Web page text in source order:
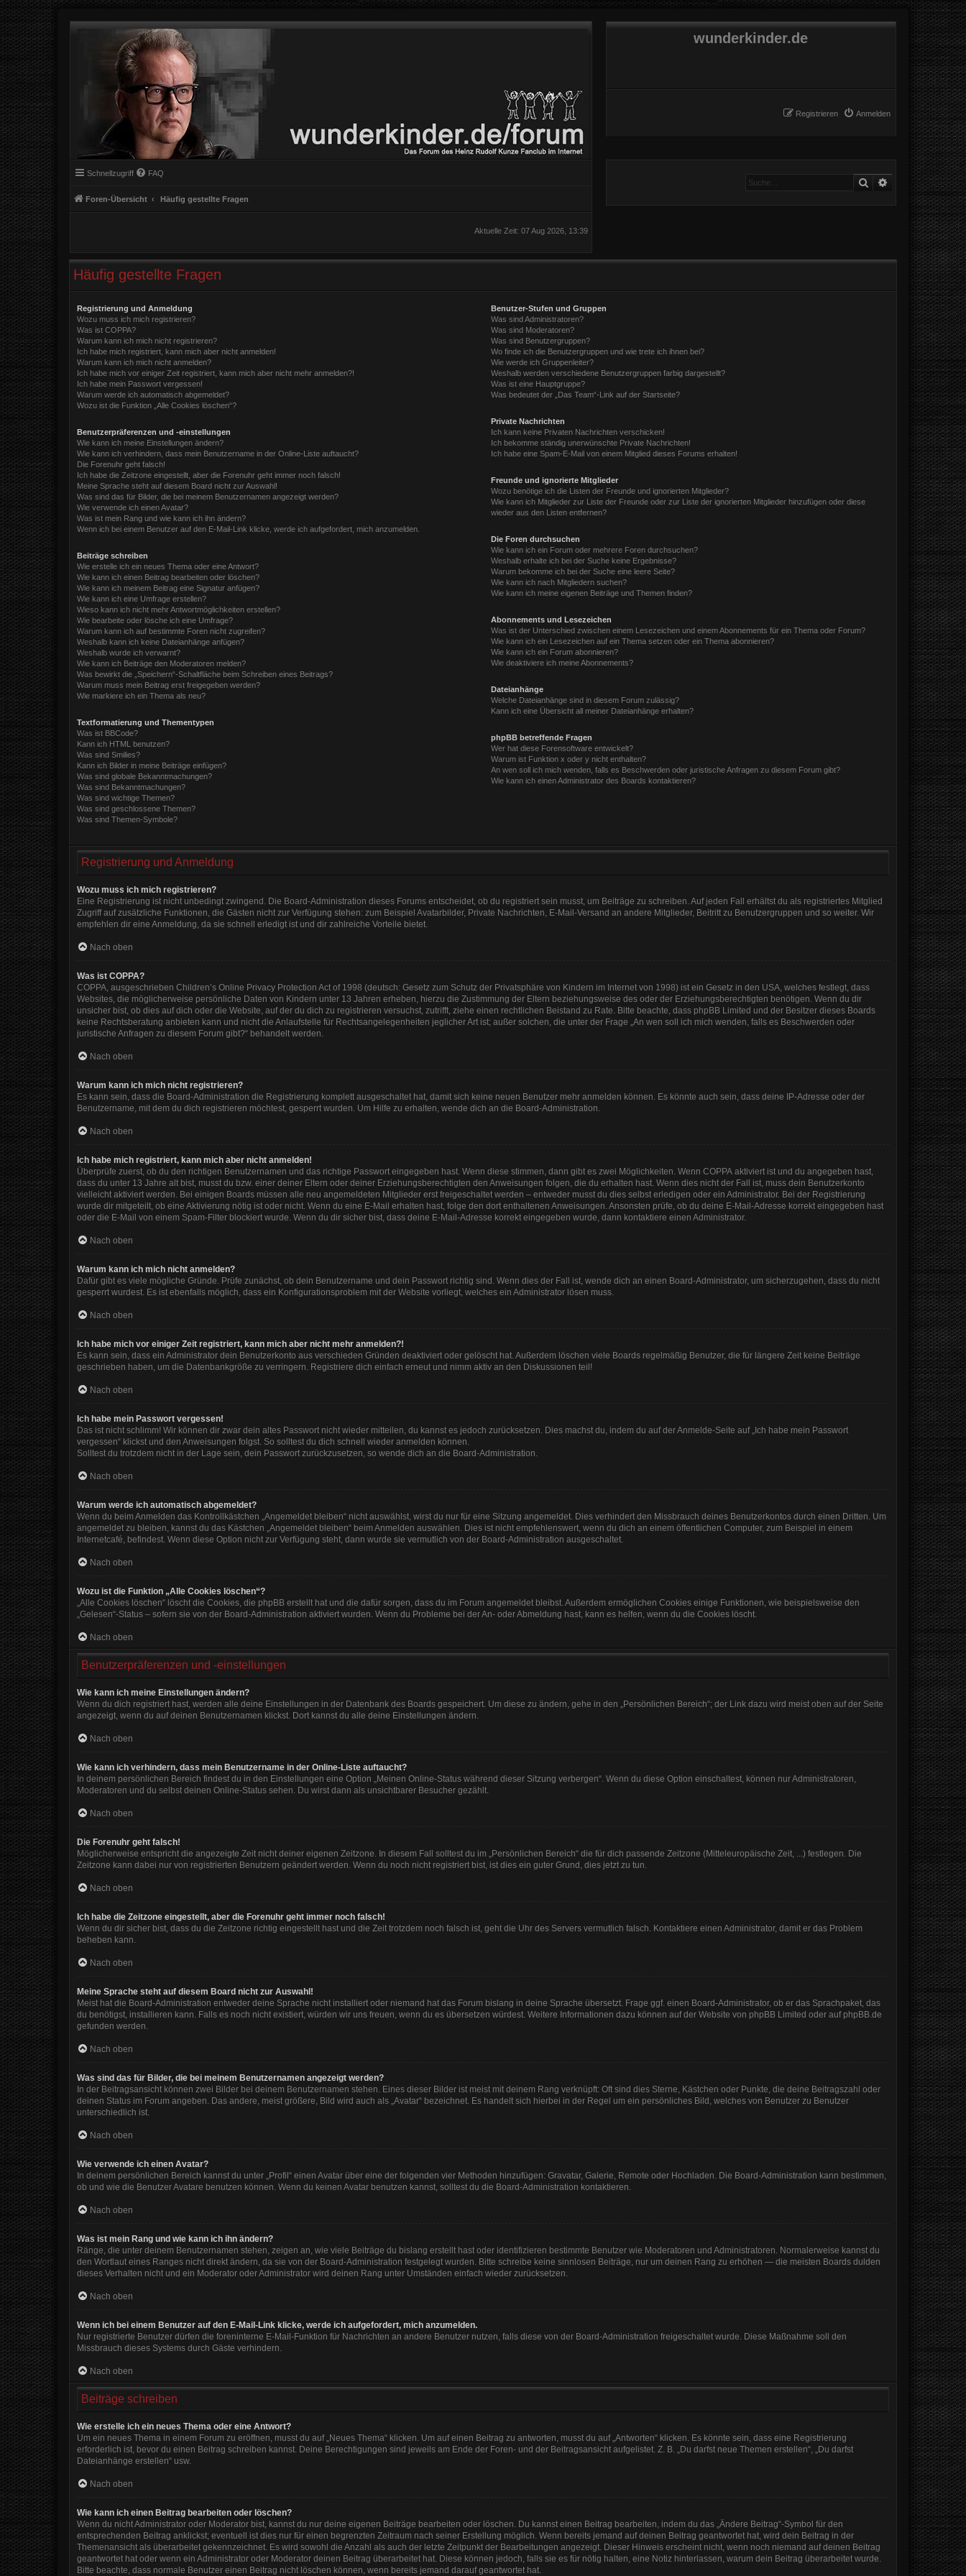
wunderkinder.de
Anmelden
Registrieren
Schnellzugriff FAQ
Foren-Übersicht Häufig gestellte Fragen
Suche Erweiterte Suche
Aktuelle Zeit: 07 Aug 2026, 13:39
Häufig gestellte Fragen
Registrierung und Anmeldung
Wozu muss ich mich registrieren?
Was ist COPPA?
Warum kann ich mich nicht registrieren?
Ich habe mich registriert, kann mich aber nicht anmelden!
Warum kann ich mich nicht anmelden?
Ich habe mich vor einiger Zeit registriert, kann mich aber nicht mehr anmelden?!
Ich habe mein Passwort vergessen!
Warum werde ich automatisch abgemeldet?
Wozu ist die Funktion „Alle Cookies löschen“?
Benutzerpräferenzen und -einstellungen
Wie kann ich meine Einstellungen ändern?
Wie kann ich verhindern, dass mein Benutzername in der Online-Liste auftaucht?
Die Forenuhr geht falsch!
Ich habe die Zeitzone eingestellt, aber die Forenuhr geht immer noch falsch!
Meine Sprache steht auf diesem Board nicht zur Auswahl!
Was sind das für Bilder, die bei meinem Benutzernamen angezeigt werden?
Wie verwende ich einen Avatar?
Was ist mein Rang und wie kann ich ihn ändern?
Wenn ich bei einem Benutzer auf den E-Mail-Link klicke, werde ich aufgefordert, mich anzumelden.
Beiträge schreiben
Wie erstelle ich ein neues Thema oder eine Antwort?
Wie kann ich einen Beitrag bearbeiten oder löschen?
Wie kann ich meinem Beitrag eine Signatur anfügen?
Wie kann ich eine Umfrage erstellen?
Wieso kann ich nicht mehr Antwortmöglichkeiten erstellen?
Wie bearbeite oder lösche ich eine Umfrage?
Warum kann ich auf bestimmte Foren nicht zugreifen?
Weshalb kann ich keine Dateianhänge anfügen?
Weshalb wurde ich verwarnt?
Wie kann ich Beiträge den Moderatoren melden?
Was bewirkt die „Speichern“-Schaltfläche beim Schreiben eines Beitrags?
Warum muss mein Beitrag erst freigegeben werden?
Wie markiere ich ein Thema als neu?
Textformatierung und Thementypen
Was ist BBCode?
Kann ich HTML benutzen?
Was sind Smilies?
Kann ich Bilder in meine Beiträge einfügen?
Was sind globale Bekanntmachungen?
Was sind Bekanntmachungen?
Was sind wichtige Themen?
Was sind geschlossene Themen?
Was sind Themen-Symbole?
Benutzer-Stufen und Gruppen
Was sind Administratoren?
Was sind Moderatoren?
Was sind Benutzergruppen?
Wo finde ich die Benutzergruppen und wie trete ich ihnen bei?
Wie werde ich Gruppenleiter?
Weshalb werden verschiedene Benutzergruppen farbig dargestellt?
Was ist eine Hauptgruppe?
Was bedeutet der „Das Team“-Link auf der Startseite?
Private Nachrichten
Ich kann keine Privaten Nachrichten verschicken!
Ich bekomme ständig unerwünschte Private Nachrichten!
Ich habe eine Spam-E-Mail von einem Mitglied dieses Forums erhalten!
Freunde und ignorierte Mitglieder
Wozu benötige ich die Listen der Freunde und ignorierten Mitglieder?
Wie kann ich Mitglieder zur Liste der Freunde oder zur Liste der ignorierten Mitglieder hinzufügen oder diese
wieder aus den Listen entfernen?
Die Foren durchsuchen
Wie kann ich ein Forum oder mehrere Foren durchsuchen?
Weshalb erhalte ich bei der Suche keine Ergebnisse?
Warum bekomme ich bei der Suche eine leere Seite?
Wie kann ich nach Mitgliedern suchen?
Wie kann ich meine eigenen Beiträge und Themen finden?
Abonnements und Lesezeichen
Was ist der Unterschied zwischen einem Lesezeichen und einem Abonnements für ein Thema oder Forum?
Wie kann ich ein Lesezeichen auf ein Thema setzen oder ein Thema abonnieren?
Wie kann ich ein Forum abonnieren?
Wie deaktiviere ich meine Abonnements?
Dateianhänge
Welche Dateianhänge sind in diesem Forum zulässig?
Kann ich eine Übersicht all meiner Dateianhänge erhalten?
phpBB betreffende Fragen
Wer hat diese Forensoftware entwickelt?
Warum ist Funktion x oder y nicht enthalten?
An wen soll ich mich wenden, falls es Beschwerden oder juristische Anfragen zu diesem Forum gibt?
Wie kann ich einen Administrator des Boards kontaktieren?
Registrierung und Anmeldung
Wozu muss ich mich registrieren?
Eine Registrierung ist nicht unbedingt zwingend. Die Board-Administration dieses Forums entscheidet, ob du registriert sein musst, um Beiträge zu schreiben. Auf jeden Fall erhältst du als registriertes Mitglied
Zugriff auf zusätzliche Funktionen, die Gästen nicht zur Verfügung stehen: zum Beispiel Avatarbilder, Private Nachrichten, E-Mail-Versand an andere Mitglieder, Beitritt zu Benutzergruppen und so weiter. Wir
empfehlen dir eine Anmeldung, da sie schnell erledigt ist und dir zahlreiche Vorteile bietet.
Nach oben
Was ist COPPA?
COPPA, ausgeschrieben Children’s Online Privacy Protection Act of 1998 (deutsch: Gesetz zum Schutz der Privatsphäre von Kindern im Internet von 1998) ist ein Gesetz in den USA, welches festlegt, dass
Websites, die möglicherweise persönliche Daten von Kindern unter 13 Jahren erheben, hierzu die Zustimmung der Eltern beziehungsweise des oder der Erziehungsberechtigten benötigen. Wenn du dir
unsicher bist, ob dies auf dich oder die Website, auf der du dich zu registrieren versuchst, zutrifft, ziehe einen rechtlichen Beistand zu Rate. Bitte beachte, dass phpBB Limited und der Besitzer dieses Boards
keine Rechtsberatung anbieten kann und nicht die Anlaufstelle für Rechtsangelegenheiten jeglicher Art ist; außer solchen, die unter der Frage „An wen soll ich mich wenden, falls es Beschwerden oder
juristische Anfragen zu diesem Forum gibt?“ behandelt werden.
Nach oben
Warum kann ich mich nicht registrieren?
Es kann sein, dass die Board-Administration die Registrierung komplett ausgeschaltet hat, damit sich keine neuen Benutzer mehr anmelden können. Es könnte auch sein, dass deine IP-Adresse oder der
Benutzername, mit dem du dich registrieren möchtest, gesperrt wurden. Um Hilfe zu erhalten, wende dich an die Board-Administration.
Nach oben
Ich habe mich registriert, kann mich aber nicht anmelden!
Überprüfe zuerst, ob du den richtigen Benutzernamen und das richtige Passwort eingegeben hast. Wenn diese stimmen, dann gibt es zwei Möglichkeiten. Wenn COPPA aktiviert ist und du angegeben hast,
dass du unter 13 Jahre alt bist, musst du bzw. einer deiner Eltern oder deiner Erziehungsberechtigten den Anweisungen folgen, die du erhalten hast. Wenn dies nicht der Fall ist, muss dein Benutzerkonto
vielleicht aktiviert werden. Bei einigen Boards müssen alle neu angemeldeten Mitglieder erst freigeschaltet werden – entweder musst du dies selbst erledigen oder ein Administrator. Bei der Registrierung
wurde dir mitgeteilt, ob eine Aktivierung nötig ist oder nicht. Wenn du eine E-Mail erhalten hast, folge den dort enthaltenen Anweisungen. Ansonsten prüfe, ob du deine E-Mail-Adresse korrekt eingegeben hast
oder die E-Mail von einem Spam-Filter blockiert wurde. Wenn du dir sicher bist, dass deine E-Mail-Adresse korrekt eingegeben wurde, dann kontaktiere einen Administrator.
Nach oben
Warum kann ich mich nicht anmelden?
Dafür gibt es viele mögliche Gründe. Prüfe zunächst, ob dein Benutzername und dein Passwort richtig sind. Wenn dies der Fall ist, wende dich an einen Board-Administrator, um sicherzugehen, dass du nicht
gesperrt wurdest. Es ist ebenfalls möglich, dass ein Konfigurationsproblem mit der Website vorliegt, welches ein Administrator lösen muss.
Nach oben
Ich habe mich vor einiger Zeit registriert, kann mich aber nicht mehr anmelden?!
Es kann sein, dass ein Administrator dein Benutzerkonto aus verschieden Gründen deaktiviert oder gelöscht hat. Außerdem löschen viele Boards regelmäßig Benutzer, die für längere Zeit keine Beiträge
geschrieben haben, um die Datenbankgröße zu verringern. Registriere dich einfach erneut und nimm aktiv an den Diskussionen teil!
Nach oben
Ich habe mein Passwort vergessen!
Das ist nicht schlimm! Wir können dir zwar dein altes Passwort nicht wieder mitteilen, du kannst es jedoch zurücksetzen. Dies machst du, indem du auf der Anmelde-Seite auf „Ich habe mein Passwort
vergessen“ klickst und den Anweisungen folgst. So solltest du dich schnell wieder anmelden können.
Solltest du trotzdem nicht in der Lage sein, dein Passwort zurückzusetzen, so wende dich an die Board-Administration.
Nach oben
Warum werde ich automatisch abgemeldet?
Wenn du beim Anmelden das Kontrollkästchen „Angemeldet bleiben“ nicht auswählst, wirst du nur für eine Sitzung angemeldet. Dies verhindert den Missbrauch deines Benutzerkontos durch einen Dritten. Um
angemeldet zu bleiben, kannst du das Kästchen „Angemeldet bleiben“ beim Anmelden auswählen. Dies ist nicht empfehlenswert, wenn du dich an einem öffentlichen Computer, zum Beispiel in einem
Internetcafé, befindest. Wenn diese Option nicht zur Verfügung steht, dann wurde sie vermutlich von der Board-Administration ausgeschaltet.
Nach oben
Wozu ist die Funktion „Alle Cookies löschen“?
„Alle Cookies löschen“ löscht die Cookies, die phpBB erstellt hat und die dafür sorgen, dass du im Forum angemeldet bleibst. Außerdem ermöglichen Cookies einige Funktionen, wie beispielsweise den
„Gelesen“-Status – sofern sie von der Board-Administration aktiviert wurden. Wenn du Probleme bei der An- oder Abmeldung hast, kann es helfen, wenn du die Cookies löscht.
Nach oben
Benutzerpräferenzen und -einstellungen
Wie kann ich meine Einstellungen ändern?
Wenn du dich registriert hast, werden alle deine Einstellungen in der Datenbank des Boards gespeichert. Um diese zu ändern, gehe in den „Persönlichen Bereich“; der Link dazu wird meist oben auf der Seite
angezeigt, wenn du auf deinen Benutzernamen klickst. Dort kannst du alle deine Einstellungen ändern.
Nach oben
Wie kann ich verhindern, dass mein Benutzername in der Online-Liste auftaucht?
In deinem persönlichen Bereich findest du in den Einstellungen eine Option „Meinen Online-Status während dieser Sitzung verbergen“. Wenn du diese Option einschaltest, können nur Administratoren,
Moderatoren und du selbst deinen Online-Status sehen. Du wirst dann als unsichtbarer Besucher gezählt.
Nach oben
Die Forenuhr geht falsch!
Möglicherweise entspricht die angezeigte Zeit nicht deiner eigenen Zeitzone. In diesem Fall solltest du im „Persönlichen Bereich“ die für dich passende Zeitzone (Mitteleuropäische Zeit, ...) festlegen. Die
Zeitzone kann dabei nur von registrierten Benutzern geändert werden. Wenn du noch nicht registriert bist, ist dies ein guter Grund, dies jetzt zu tun.
Nach oben
Ich habe die Zeitzone eingestellt, aber die Forenuhr geht immer noch falsch!
Wenn du dir sicher bist, dass du die Zeitzone richtig eingestellt hast und die Zeit trotzdem noch falsch ist, geht die Uhr des Servers vermutlich falsch. Kontaktiere einen Administrator, damit er das Problem
beheben kann.
Nach oben
Meine Sprache steht auf diesem Board nicht zur Auswahl!
Meist hat die Board-Administration entweder deine Sprache nicht installiert oder niemand hat das Forum bislang in deine Sprache übersetzt. Frage ggf. einen Board-Administrator, ob er das Sprachpaket, das
du benötigst, installieren kann. Falls es noch nicht existiert, würden wir uns freuen, wenn du es übersetzen würdest. Weitere Informationen dazu können auf der Website von phpBB Limited oder auf phpBB.de
gefunden werden.
Nach oben
Was sind das für Bilder, die bei meinem Benutzernamen angezeigt werden?
In der Beitragsansicht können zwei Bilder bei deinem Benutzernamen stehen. Eines dieser Bilder ist meist mit deinem Rang verknüpft: Oft sind dies Sterne, Kästchen oder Punkte, die deine Beitragszahl oder
deinen Status im Forum angeben. Das andere, meist größere, Bild wird auch als „Avatar“ bezeichnet. Es handelt sich hierbei in der Regel um ein persönliches Bild, welches von Benutzer zu Benutzer
unterschiedlich ist.
Nach oben
Wie verwende ich einen Avatar?
In deinem persönlichen Bereich kannst du unter „Profil“ einen Avatar über eine der folgenden vier Methoden hinzufügen: Gravatar, Galerie, Remote oder Hochladen. Die Board-Administration kann bestimmen,
ob und wie die Benutzer Avatare benutzen können. Wenn du keinen Avatar benutzen kannst, solltest du die Board-Administration kontaktieren.
Nach oben
Was ist mein Rang und wie kann ich ihn ändern?
Ränge, die unter deinem Benutzernamen stehen, zeigen an, wie viele Beiträge du bislang erstellt hast oder identifizieren bestimmte Benutzer wie Moderatoren und Administratoren. Normalerweise kannst du
den Wortlaut eines Ranges nicht direkt ändern, da sie von der Board-Administration festgelegt wurden. Bitte schreibe keine sinnlosen Beiträge, nur um deinen Rang zu erhöhen — die meisten Boards dulden
dieses Verhalten nicht und ein Moderator oder Administrator wird deinen Rang unter Umständen einfach wieder zurücksetzen.
Nach oben
Wenn ich bei einem Benutzer auf den E-Mail-Link klicke, werde ich aufgefordert, mich anzumelden.
Nur registrierte Benutzer dürfen die foreninterne E-Mail-Funktion für Nachrichten an andere Benutzer nutzen, falls diese von der Board-Administration freigeschaltet wurde. Diese Maßnahme soll den
Missbrauch dieses Systems durch Gäste verhindern.
Nach oben
Beiträge schreiben
Wie erstelle ich ein neues Thema oder eine Antwort?
Um ein neues Thema in einem Forum zu eröffnen, musst du auf „Neues Thema“ klicken. Um auf einen Beitrag zu antworten, musst du auf „Antworten“ klicken. Es könnte sein, dass eine Registrierung
erforderlich ist, bevor du einen Beitrag schreiben kannst. Deine Berechtigungen sind jeweils am Ende der Foren- und der Beitragsansicht aufgelistet. Z. B. „Du darfst neue Themen erstellen“, „Du darfst
Dateianhänge erstellen“ usw.
Nach oben
Wie kann ich einen Beitrag bearbeiten oder löschen?
Wenn du nicht Administrator oder Moderator bist, kannst du nur deine eigenen Beiträge bearbeiten oder löschen. Du kannst einen Beitrag bearbeiten, indem du das „Ändere Beitrag“-Symbol für den
entsprechenden Beitrag anklickst; eventuell ist dies nur für einen begrenzten Zeitraum nach seiner Erstellung möglich. Wenn bereits jemand auf deinen Beitrag geantwortet hat, wird dein Beitrag in der
Themenansicht als überarbeitet gekennzeichnet. Es wird sowohl die Anzahl als auch der letzte Zeitpunkt der Bearbeitungen angezeigt. Dieser Hinweis erscheint nicht, wenn noch niemand auf deinen Beitrag
geantwortet hat oder wenn ein Administrator oder Moderator deinen Beitrag überarbeitet hat. Diese können jedoch, falls sie es für nötig halten, eine Notiz hinterlassen, warum dein Beitrag überarbeitet wurde.
Bitte beachte, dass normale Benutzer einen Beitrag nicht löschen können, wenn bereits jemand darauf geantwortet hat.